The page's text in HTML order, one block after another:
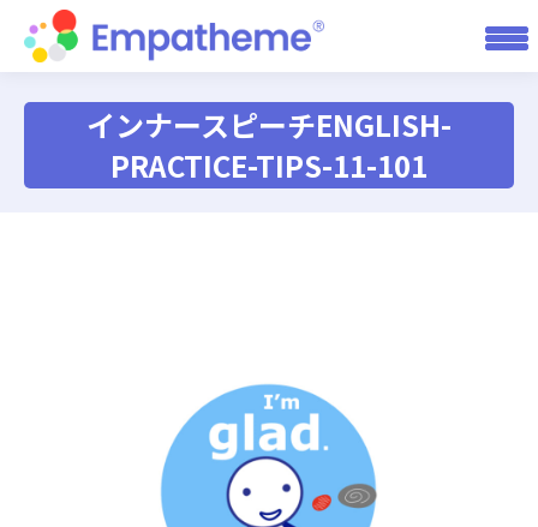
インナースピーチENGLISH-
PRACTICE-TIPS-11-101